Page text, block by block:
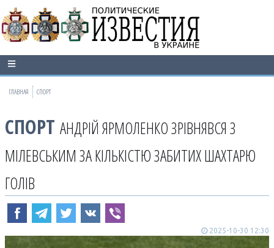
ГЛАВНАЯ СПОРТ
СПОРТ АНДРІЙ ЯРМОЛЕНКО ЗРІВНЯВСЯ З
МІЛЕВСЬКИМ ЗА КІЛЬКІСТЮ ЗАБИТИХ ШАХТАРЮ
ГОЛІВ
2025-10-30 12:30